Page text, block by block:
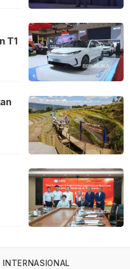
T1
INTERNASIONAL